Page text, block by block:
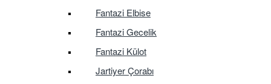
Fantazi Elbise
Fantazi Gecelik
Fantazi Külot
Jartiyer Çorabı